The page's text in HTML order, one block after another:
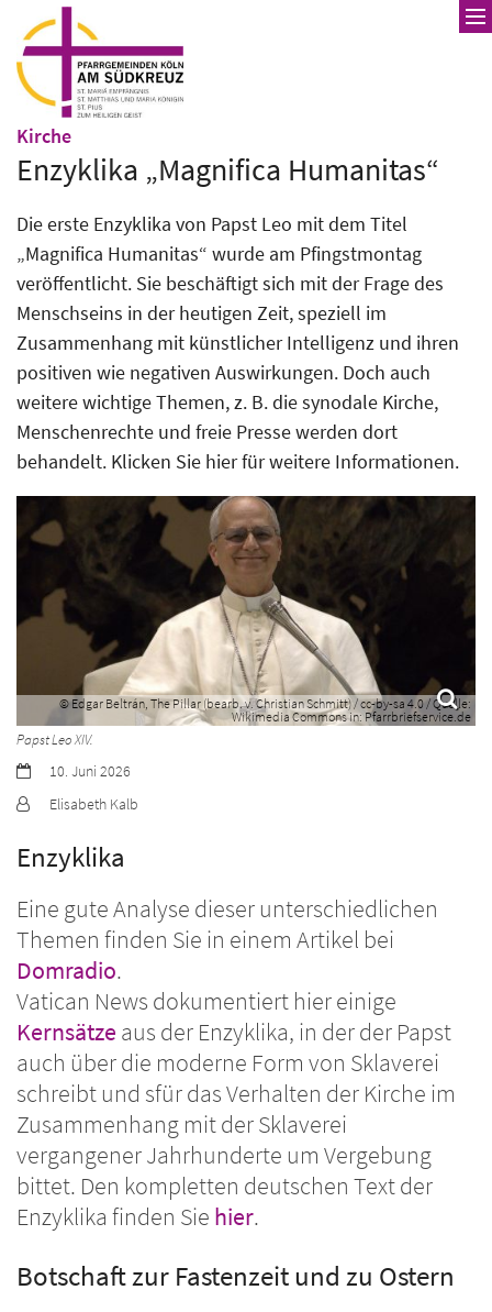
Zum Inhalt springen
Kirche:
Enzyklika „Magnifica Humanitas“
Die erste Enzyklika von Papst Leo mit dem Titel
„Magnifica Humanitas“ wurde am Pfingstmontag
veröffentlicht. Sie beschäftigt sich mit der Frage des
Menschseins in der heutigen Zeit, speziell im
Zusammenhang mit künstlicher Intelligenz und ihren
positiven wie negativen Auswirkungen. Doch auch
weitere wichtige Themen, z. B. die synodale Kirche,
Menschenrechte und freie Presse werden dort
behandelt. Klicken Sie hier für weitere Informationen.
© Edgar Beltrán, The Pillar (bearb. v. Christian Schmitt) / cc-by-sa 4.0 / Quelle:
Wikimedia Commons in: Pfarrbriefservice.de
Papst Leo XIV.
Datum:10. Juni 2026
Von:
Elisabeth Kalb
Enzyklika
Eine gute Analyse dieser unterschiedlichen
Themen finden Sie in einem Artikel bei
Domradio.
Vatican News dokumentiert hier einige
Kernsätze aus der Enzyklika, in der der Papst
auch über die moderne Form von Sklaverei
schreibt und sfür das Verhalten der Kirche im
Zusammenhang mit der Sklaverei
vergangener Jahrhunderte um Vergebung
bittet. Den kompletten deutschen Text der
Enzyklika finden Sie hier.
Botschaft zur Fastenzeit und zu Ostern